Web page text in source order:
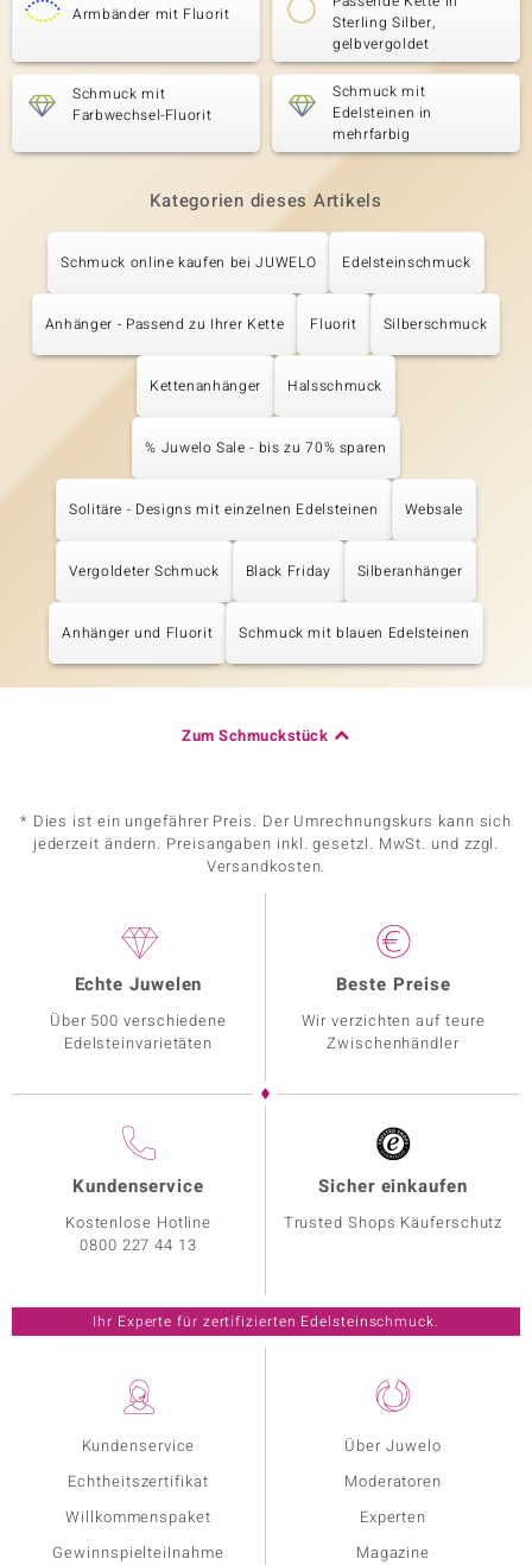
Armbänder mit Fluorit
Sterling Silber,
gelbvergoldet
Schmuck mit
Farbwechsel-Fluorit
Schmuck mit
Edelsteinen in
mehrfarbig
Kategorien dieses Artikels
Schmuck online kaufen bei JUWELO Edelsteinschmuck
Anhänger - Passend zu Ihrer Kette Fluorit Silberschmuck
Kettenanhänger Halsschmuck
% Juwelo Sale - bis zu 70% sparen
Solitäre - Designs mit einzelnen Edelsteinen Websale
Vergoldeter Schmuck Black Friday Silberanhänger
Anhänger und Fluorit Schmuck mit blauen Edelsteinen
Zum Schmuckstück
* Dies ist ein ungefährer Preis. Der Umrechnungskurs kann sich
jederzeit ändern. Preisangaben inkl. gesetzl. MwSt. und zzgl.
Versandkosten.
Kundenservice
Echtheitszertifikat
Willkommenspaket
Gewinnspielteilnahme
Über Juwelo
Moderatoren
Experten
Magazine
Echte Juwelen
Über 500 verschiedene
Edelsteinvarietäten
Beste Preise
Wir verzichten auf teure
Zwischenhändler
Kundenservice
Kostenlose Hotline
0800 227 44 13
Sicher einkaufen
Trusted Shops Käuferschutz
Ihr Experte für zertifizierten Edelsteinschmuck.